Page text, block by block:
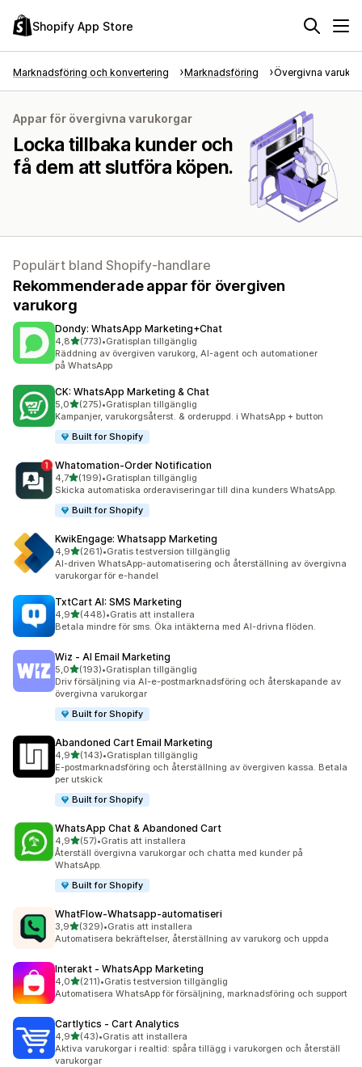
Shopify App Store
Marknadsföring och konvertering Marknadsföring Övergivna
Appar för övergivna varukorgar
Locka tillbaka kunder och
få dem att slutföra köpen.
Populärt bland Shopify-handlare
Rekommenderade appar för övergiven
varukorg
Dondy: WhatsApp Marketing+Chat
4,8av 5 stjärnor
(773)
773 recensioner totalt
•Gratisplan tillgänglig
Räddning av övergiven varukorg, AI-agent och automationer
på WhatsApp
CK: WhatsApp Marketing & Chat
5,0av 5 stjärnor
(275)
275 recensioner totalt
•Gratisplan tillgänglig
Kampanjer, varukorgsåterst. & orderuppd. i WhatsApp + button
Built for Shopify
Whatomation‑Order Notification
4,7av 5 stjärnor
(199)
199 recensioner totalt
•Gratisplan tillgänglig
Skicka automatiska orderaviseringar till dina kunders WhatsApp.
Built for Shopify
KwikEngage: Whatsapp Marketing
4,9av 5 stjärnor
(261)
261 recensioner totalt
•Gratis testversion tillgänglig
AI-driven WhatsApp-automatisering och återställning av övergivna
varukorgar för e-handel
TxtCart AI: SMS Marketing
4,9av 5 stjärnor
(448)
448 recensioner totalt
•Gratis att installera
Betala mindre för sms. Öka intäkterna med AI-drivna flöden.
Wiz ‑ AI Email Marketing
5,0av 5 stjärnor
(193)
193 recensioner totalt
•Gratisplan tillgänglig
Driv försäljning via AI-e-postmarknadsföring och återskapande av
övergivna varukorgar
Built for Shopify
Abandoned Cart Email Marketing
4,9av 5 stjärnor
(143)
143 recensioner totalt
•Gratisplan tillgänglig
E-postmarknadsföring och återställning av övergiven kassa. Betala
per utskick
Built for Shopify
WhatsApp Chat & Abandoned Cart
4,9av 5 stjärnor
(57)
57 recensioner totalt
•Gratis att installera
Återställ övergivna varukorgar och chatta med kunder på
WhatsApp.
Built for Shopify
WhatFlow‑Whatsapp‑automatiseri
3,9av 5 stjärnor
(329)
329 recensioner totalt
•Gratis att installera
Automatisera bekräftelser, återställning av varukorg och uppda
Interakt ‑ WhatsApp Marketing
4,0av 5 stjärnor
(211)
211 recensioner totalt
•Gratis testversion tillgänglig
Automatisera WhatsApp för försäljning, marknadsföring och support
Cartlytics ‑ Cart Analytics
4,9av 5 stjärnor
(43)
43 recensioner totalt
•Gratis att installera
Aktiva varukorgar i realtid: spåra tillägg i varukorgen och återställ
varukorgar